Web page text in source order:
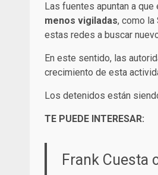
Las fuentes apuntan a
menos vigiladas, como la
estas redes a buscar
En este sentido, las
crecimiento de esta
Los detenidos están
TE PUEDE INTERESAR:
Frank Cuesta